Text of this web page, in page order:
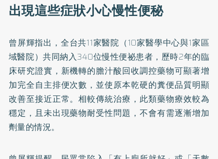
出現這些症狀小心慢性便秘
曾屏輝指出，全台共11家醫院（10家醫學中心與1家區
域醫院）共同納入340位慢性便祕患者，歷時2年的臨
床研究證實，新機轉的膽汁酸回收調控藥物可顯著增
加完全自主排便次數，並使原本乾硬的糞便品質明顯
改善至接近正常。相較傳統治療，此類藥物療效較為
穩定，且未出現藥物耐受性問題，不會有需逐漸增加
劑量的情況。